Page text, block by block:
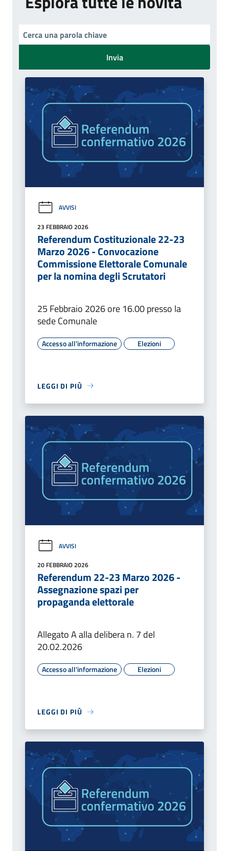
Invia
AVVISI
23 FEBBRAIO 2026
Referendum Costituzionale 22-23
Marzo 2026 - Convocazione
Commissione Elettorale Comunale
per la nomina degli Scrutatori
25 Febbraio 2026 ore 16.00 presso la
sede Comunale
Accesso all'informazione Elezioni
LEGGI DI PIÙ
AVVISI
20 FEBBRAIO 2026
Referendum 22-23 Marzo 2026 -
Assegnazione spazi per
propaganda elettorale
Allegato A alla delibera n. 7 del
20.02.2026
Accesso all'informazione Elezioni
LEGGI DI PIÙ